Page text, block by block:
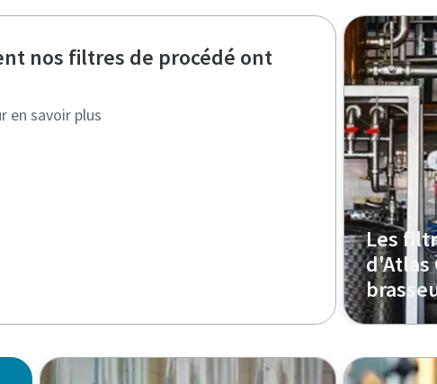
nos filtres de procédé ont
en savoir plus
Les
d'Atlas